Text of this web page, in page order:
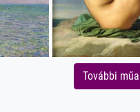
További